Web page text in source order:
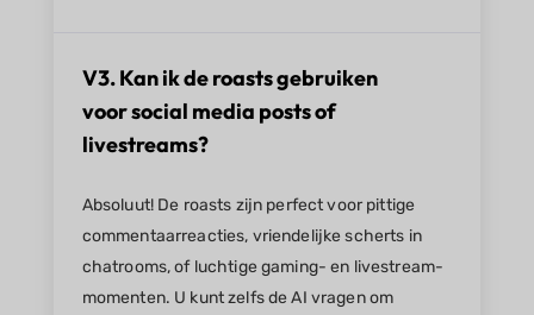
V3. Kan ik de roasts gebruiken
voor social media posts of
livestreams?
Absoluut! De roasts zijn perfect voor pittige
commentaarreacties, vriendelijke scherts in
chatrooms, of luchtige gaming- en livestream-
momenten. U kunt zelfs de AI vragen om